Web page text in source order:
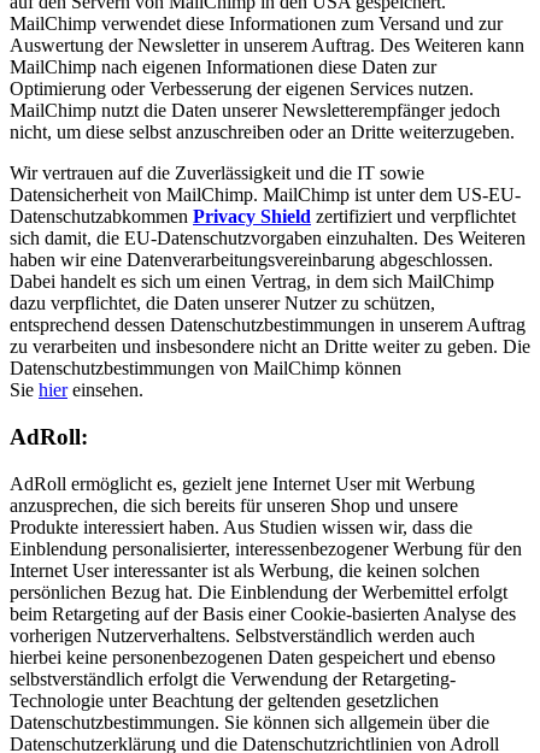
MailChimp verwendet diese Informationen zum Versand und zur
Auswertung der Newsletter in unserem Auftrag. Des Weiteren kann
MailChimp nach eigenen Informationen diese Daten zur
Optimierung oder Verbesserung der eigenen Services nutzen.
MailChimp nutzt die Daten unserer Newsletterempfänger jedoch
nicht, um diese selbst anzuschreiben oder an Dritte weiterzugeben.
Wir vertrauen auf die Zuverlässigkeit und die IT sowie
Datensicherheit von MailChimp. MailChimp ist unter dem US-EU-
Datenschutzabkommen Privacy Shield zertifiziert und verpflichtet
sich damit, die EU-Datenschutzvorgaben einzuhalten. Des Weiteren
haben wir eine Datenverarbeitungsvereinbarung abgeschlossen.
Dabei handelt es sich um einen Vertrag, in dem sich MailChimp
dazu verpflichtet, die Daten unserer Nutzer zu schützen,
entsprechend dessen Datenschutzbestimmungen in unserem Auftrag
zu verarbeiten und insbesondere nicht an Dritte weiter zu geben. Die
Datenschutzbestimmungen von MailChimp können
Sie hiereinsehen.
AdRoll:
AdRoll ermöglicht es, gezielt jene Internet User mit Werbung
anzusprechen, die sich bereits für unseren Shop und unsere
Produkte interessiert haben. Aus Studien wissen wir, dass die
Einblendung personalisierter, interessenbezogener Werbung für den
Internet User interessanter ist als Werbung, die keinen solchen
persönlichen Bezug hat. Die Einblendung der Werbemittel erfolgt
beim Retargeting auf der Basis einer Cookie-basierten Analyse des
vorherigen Nutzerverhaltens. Selbstverständlich werden auch
hierbei keine personenbezogenen Daten gespeichert und ebenso
selbstverständlich erfolgt die Verwendung der Retargeting-
Technologie unter Beachtung der geltenden gesetzlichen
Datenschutzbestimmungen. Sie können sich allgemein über die
Datenschutzerklärung und die Datenschutzrichtlinien von Adroll